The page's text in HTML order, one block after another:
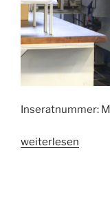
Inseratnummer:
„CNC
weiterlesen